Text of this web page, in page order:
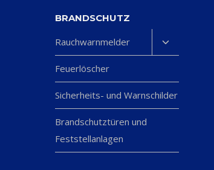
BRANDSCHUTZ
Rauchwarnmelder
Untermenü
umschalten
Feuerlöscher
Sicherheits- und Warnschilder
Brandschutztüren und
Feststellanlagen